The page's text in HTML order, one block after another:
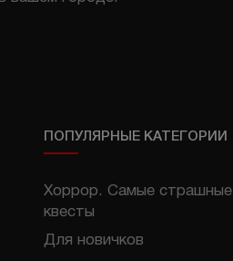
ПОПУЛЯРНЫЕ КАТЕГОРИИ
Хоррор. Самые страшные
квесты
Для новичков